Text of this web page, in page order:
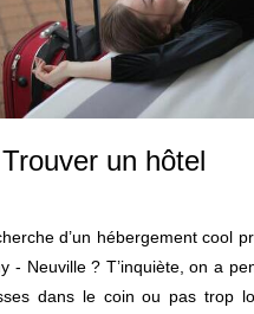
Trouver un hôtel
d’un hébergement cool
- Neuville ? T’inquiète, on a
dans le coin ou pas trop